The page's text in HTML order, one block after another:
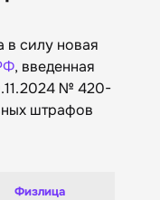
в силу новая
, введенная
№ 420-
штрафов
Физлица